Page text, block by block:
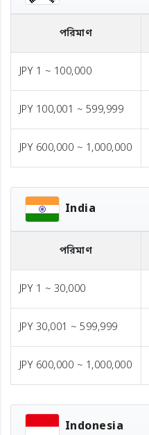
পরিমাণ
JPY 1 ~ 100,000
JPY 100,001 ~ 599,999
JPY 600,000 ~ 1,000,000
India
পরিমাণ
JPY 1 ~ 30,000
JPY 30,001 ~ 599,999
JPY 600,000 ~ 1,000,000
Indonesia